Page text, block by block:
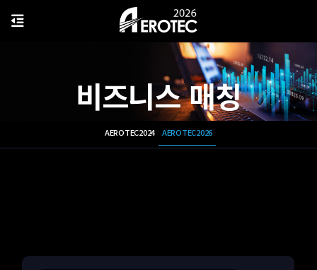
비즈니스 매칭
AEROTEC2024 AEROTEC2026